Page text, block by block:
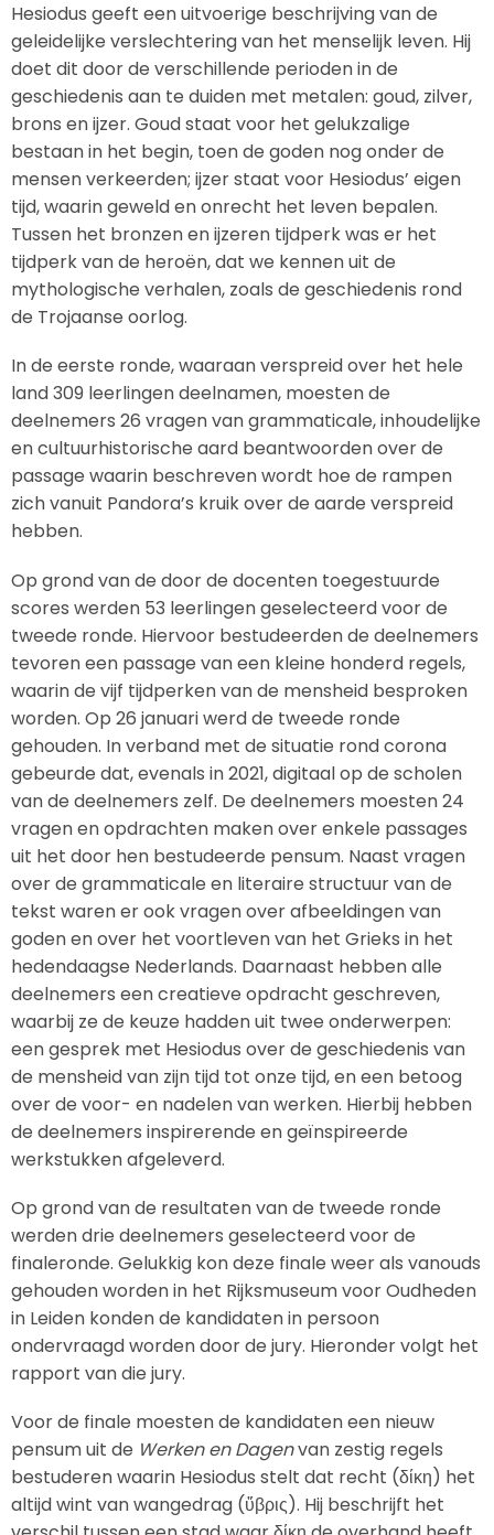
Hesiodus geeft een uitvoerige beschrijving van de
geleidelijke verslechtering van het menselijk leven. Hij
doet dit door de verschillende perioden in de
geschiedenis aan te duiden met metalen: goud, zilver,
brons en ijzer. Goud staat voor het gelukzalige
bestaan in het begin, toen de goden nog onder de
mensen verkeerden; ijzer staat voor Hesiodus’ eigen
tijd, waarin geweld en onrecht het leven bepalen.
Tussen het bronzen en ijzeren tijdperk was er het
tijdperk van de heroën, dat we kennen uit de
mythologische verhalen, zoals de geschiedenis rond
de Trojaanse oorlog.
In de eerste ronde, waaraan verspreid over het hele
land 309 leerlingen deelnamen, moesten de
deelnemers 26 vragen van grammaticale, inhoudelijke
en cultuurhistorische aard beantwoorden over de
passage waarin beschreven wordt hoe de rampen
zich vanuit Pandora’s kruik over de aarde verspreid
hebben.
Op grond van de door de docenten toegestuurde
scores werden 53 leerlingen geselecteerd voor de
tweede ronde. Hiervoor bestudeerden de deelnemers
tevoren een passage van een kleine honderd regels,
waarin de vijf tijdperken van de mensheid besproken
worden. Op 26 januari werd de tweede ronde
gehouden. In verband met de situatie rond corona
gebeurde dat, evenals in 2021, digitaal op de scholen
van de deelnemers zelf. De deelnemers moesten 24
vragen en opdrachten maken over enkele passages
uit het door hen bestudeerde pensum. Naast vragen
over de grammaticale en literaire structuur van de
tekst waren er ook vragen over afbeeldingen van
goden en over het voortleven van het Grieks in het
hedendaagse Nederlands. Daarnaast hebben alle
deelnemers een creatieve opdracht geschreven,
waarbij ze de keuze hadden uit twee onderwerpen:
een gesprek met Hesiodus over de geschiedenis van
de mensheid van zijn tijd tot onze tijd, en een betoog
over de voor- en nadelen van werken. Hierbij hebben
de deelnemers inspirerende en geïnspireerde
werkstukken afgeleverd.
Op grond van de resultaten van de tweede ronde
werden drie deelnemers geselecteerd voor de
finaleronde. Gelukkig kon deze finale weer als vanouds
gehouden worden in het Rijksmuseum voor Oudheden
in Leiden konden de kandidaten in persoon
ondervraagd worden door de jury. Hieronder volgt het
rapport van die jury.
Voor de finale moesten de kandidaten een nieuw
pensum uit de Werken en Dagenvan zestig regels
bestuderen waarin Hesiodus stelt dat recht (δίκη) het
altijd wint van wangedrag (ὕβρις). Hij beschrijft het